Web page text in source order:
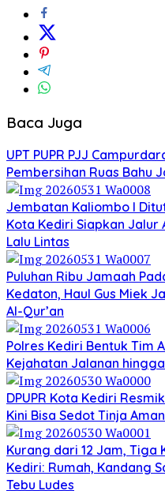
Baca Juga
UPT PUPR PJJ
Pembersihan Ruas Bahu
Jembatan Kaliombo I
Kota Kediri Siapkan
Lalu Lintas
Puluhan Ribu Jamaah
Kedaton, Haul Gus Miek
Al-Qur’an
Polres Kediri Bentuk Tim
Kejahatan Jalanan
DPUPR Kota Kediri
Kini Bisa Sedot Tinja
Kurang dari 12 Jam, Tiga
Kediri: Rumah, Kandang
Tebu Ludes